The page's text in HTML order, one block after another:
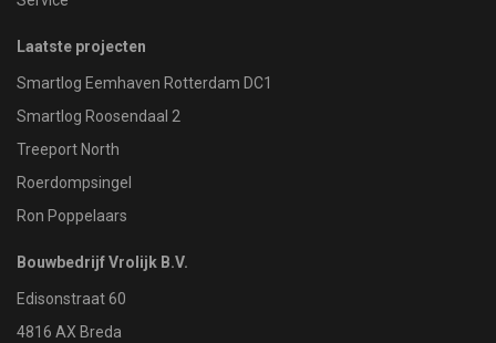
Laatste projecten
Smartlog Eemhaven Rotterdam DC1
Smartlog Roosendaal 2
Treeport North
Roerdompsingel
Ron Poppelaars
Bouwbedrijf Vrolijk B.V.
Edisonstraat 60
4816 AX Breda